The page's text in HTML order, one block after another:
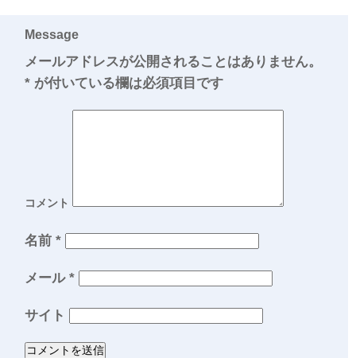
Message
メールアドレスが公開されることはありません。
* が付いている欄は必須項目です
コメント
名前 *
メール *
サイト